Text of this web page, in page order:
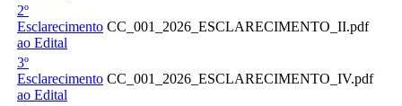
2º
Esclarecimento
ao Edital
CC_001_2026_ESCLARECIMENTO_II.pdf
3º
Esclarecimento
ao Edital
CC_001_2026_ESCLARECIMENTO_IV.pdf